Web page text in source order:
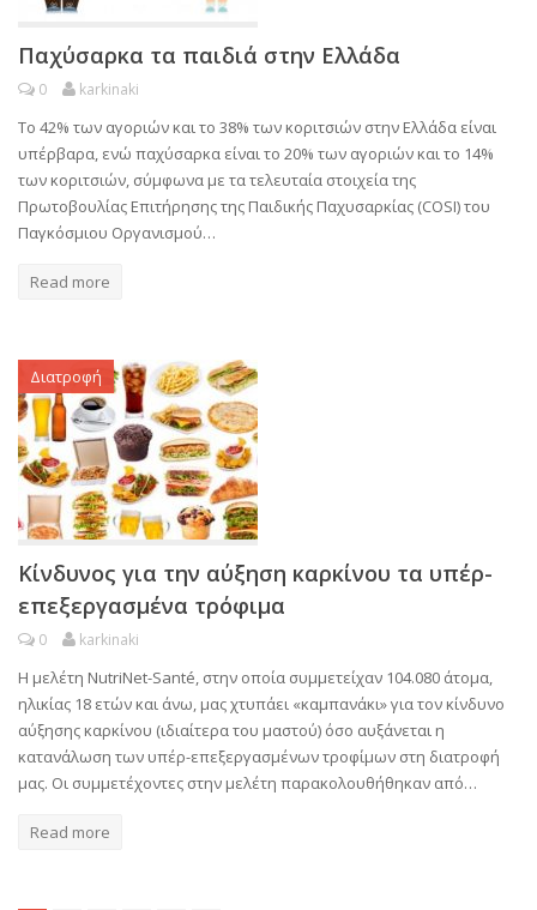
Παχύσαρκα τα παιδιά στην Ελλάδα
0 karkinaki
Το 42% των αγοριών και το 38% των κοριτσιών στην Ελλάδα είναι
υπέρβαρα, ενώ παχύσαρκα είναι το 20% των αγοριών και το 14%
των κοριτσιών, σύμφωνα με τα τελευταία στοιχεία της
Πρωτοβουλίας Επιτήρησης της Παιδικής Παχυσαρκίας (COSI) του
Παγκόσμιου Οργανισμού…
Read more
Διατροφή
Κίνδυνος για την αύξηση καρκίνου τα υπέρ-
επεξεργασμένα τρόφιμα
0 karkinaki
Η μελέτη NutriNet-Santé, στην οποία συμμετείχαν 104.080 άτομα,
ηλικίας 18 ετών και άνω, μας χτυπάει «καμπανάκι» για τον κίνδυνο
αύξησης καρκίνου (ιδιαίτερα του μαστού) όσο αυξάνεται η
κατανάλωση των υπέρ-επεξεργασμένων τροφίμων στη διατροφή
μας. Οι συμμετέχοντες στην μελέτη παρακολουθήθηκαν από…
Read more